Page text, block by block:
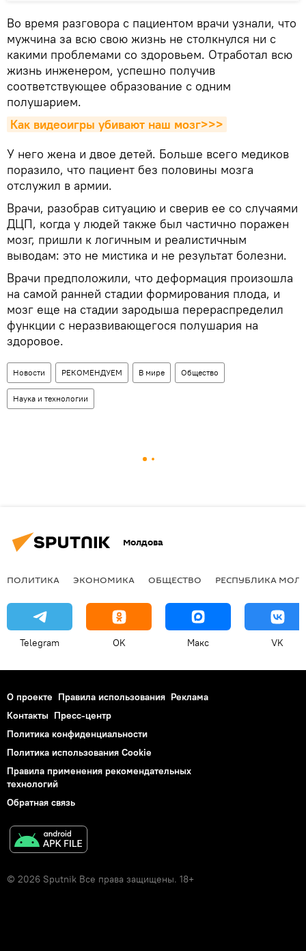
Во время разговора с пациентом врачи узнали, что
мужчина за всю свою жизнь не столкнулся ни с
какими проблемами со здоровьем. Отработал всю
жизнь инженером, успешно получив
соответствующее образование с одним
полушарием.
Как видеоигры убивают наш мозг>>>
У него жена и двое детей. Больше всего медиков
поразило, что пациент без половины мозга
отслужил в армии.
Врачи, разобрав ситуацию и сверив ее со случаями
ДЦП, когда у людей также был частично поражен
мозг, пришли к логичным и реалистичным
выводам: это не мистика и не результат болезни.
Врачи предположили, что деформация произошла
на самой ранней стадии формирования плода, и
мозг еще на стадии зародыша перераспределил
функции с неразвивающегося полушария на
здоровое.
Новости РЕКОМЕНДУЕМ В мире Общество
Наука и технологии
Молдова
ПОЛИТИКА ЭКОНОМИКА ОБЩЕСТВО РЕСПУБЛИКА
Telegram OK Макс VK
О проекте Правила использования Реклама
Контакты Пресс-центр
Политика конфиденциальности
Политика использования Cookie
Правила применения рекомендательных
технологий
Обратная связь
© 2026 Sputnik Все права защищены. 18+